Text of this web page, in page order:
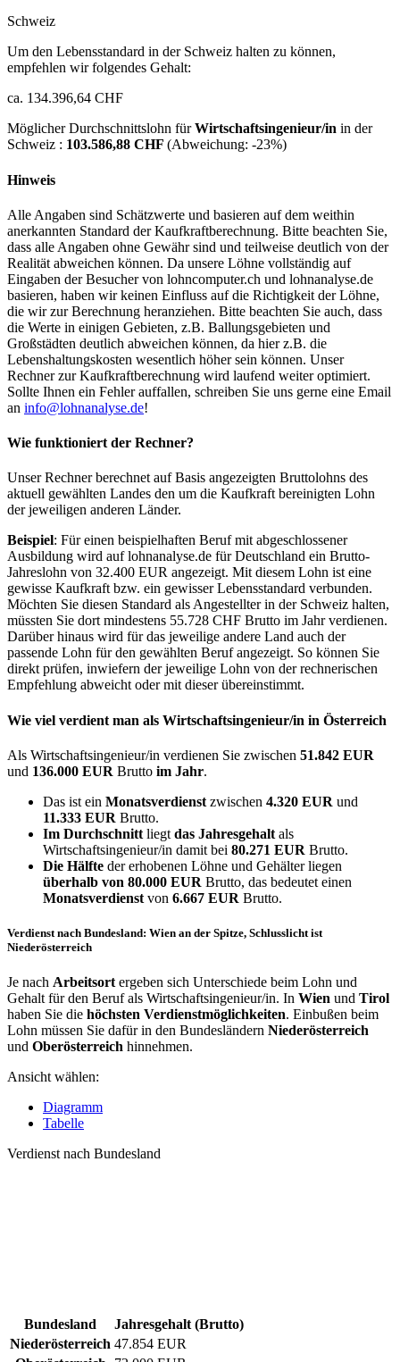
Schweiz
Um den Lebensstandard in der Schweiz halten zu können,
empfehlen wir folgendes Gehalt:
ca. 134.396,64 CHF
Möglicher Durchschnittslohn fürWirtschaftsingenieur/in in der
Schweiz : 103.586,88 CHF (Abweichung: -23%)
Hinweis
Alle Angaben sind Schätzwerte und basieren auf dem weithin
anerkannten Standard der Kaufkraftberechnung. Bitte beachten Sie,
dass alle Angaben ohne Gewähr sind und teilweise deutlich von der
Realität abweichen können. Da unsere Löhne vollständig auf
Eingaben der Besucher von lohncomputer.ch und lohnanalyse.de
basieren, haben wir keinen Einfluss auf die Richtigkeit der Löhne,
die wir zur Berechnung heranziehen. Bitte beachten Sie auch, dass
die Werte in einigen Gebieten, z.B. Ballungsgebieten und
Großstädten deutlich abweichen können, da hier z.B. die
Lebenshaltungskosten wesentlich höher sein können. Unser
Rechner zur Kaufkraftberechnung wird laufend weiter optimiert.
Sollte Ihnen ein Fehler auffallen, schreiben Sie uns gerne eine Email
an info@lohnanalyse.de!
Wie funktioniert der Rechner?
Unser Rechner berechnet auf Basis angezeigten Bruttolohns des
aktuell gewählten Landes den um die Kaufkraft bereinigten Lohn
der jeweiligen anderen Länder.
Beispiel: Für einen beispielhaften Beruf mit abgeschlossener
Ausbildung wird auf lohnanalyse.de für Deutschland ein Brutto-
Jahreslohn von 32.400 EUR angezeigt. Mit diesem Lohn ist eine
gewisse Kaufkraft bzw. ein gewisser Lebensstandard verbunden.
Möchten Sie diesen Standard als Angestellter in der Schweiz halten,
müssten Sie dort mindestens 55.728 CHF Brutto im Jahr verdienen.
Darüber hinaus wird für das jeweilige andere Land auch der
passende Lohn für den gewählten Beruf angezeigt. So können Sie
direkt prüfen, inwiefern der jeweilige Lohn von der rechnerischen
Empfehlung abweicht oder mit dieser übereinstimmt.
Wie viel verdient man als Wirtschaftsingenieur/in in Österreich
Als Wirtschaftsingenieur/in verdienen Sie zwischen 51.842 EUR
und 136.000 EUR Brutto im Jahr.
Das ist ein Monatsverdienst zwischen 4.320 EUR und
11.333 EUR Brutto.
Im Durchschnitt liegt das Jahresgehalt als
Wirtschaftsingenieur/in damit bei 80.271 EUR Brutto.
Die Hälfte der erhobenen Löhne und Gehälter liegen
überhalb von 80.000 EUR Brutto, das bedeutet einen
Monatsverdienst von 6.667 EUR Brutto.
Verdienst nach Bundesland: Wien an der Spitze, Schlusslicht ist
Niederösterreich
Je nach Arbeitsort ergeben sich Unterschiede beim Lohn und
Gehalt für den Beruf als Wirtschaftsingenieur/in. In Wien und Tirol
haben Sie die höchsten Verdienstmöglichkeiten. Einbußen beim
Lohn müssen Sie dafür in den Bundesländern Niederösterreich
und Oberösterreich hinnehmen.
Ansicht wählen:
Diagramm
Tabelle
Verdienst nach Bundesland
Bundesland
Jahresgehalt (Brutto)
Niederösterreich 47.854 EUR